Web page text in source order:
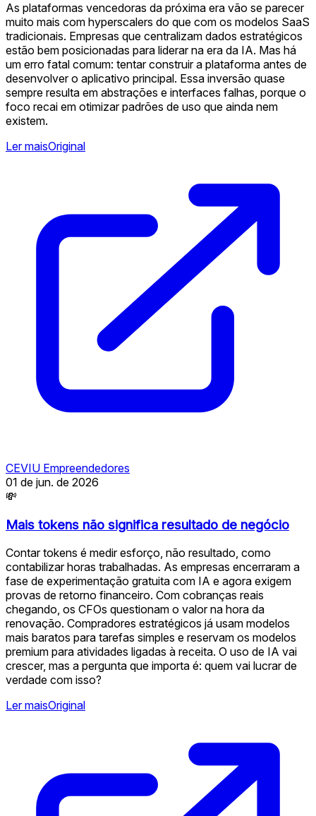
As plataformas vencedoras da próxima era vão se parecer
muito mais com hyperscalers do que com os modelos SaaS
tradicionais. Empresas que centralizam dados estratégicos
estão bem posicionadas para liderar na era da IA. Mas há
um erro fatal comum: tentar construir a plataforma antes de
desenvolver o aplicativo principal. Essa inversão quase
sempre resulta em abstrações e interfaces falhas, porque o
foco recai em otimizar padrões de uso que ainda nem
existem.
Ler maisOriginal
CEVIU Empreendedores
01 de jun. de 2026
💸
Mais tokens não significa resultado de negócio
Contar tokens é medir esforço, não resultado, como
contabilizar horas trabalhadas. As empresas encerraram a
fase de experimentação gratuita com IA e agora exigem
provas de retorno financeiro. Com cobranças reais
chegando, os CFOs questionam o valor na hora da
renovação. Compradores estratégicos já usam modelos
mais baratos para tarefas simples e reservam os modelos
premium para atividades ligadas à receita. O uso de IA vai
crescer, mas a pergunta que importa é: quem vai lucrar de
verdade com isso?
Ler maisOriginal